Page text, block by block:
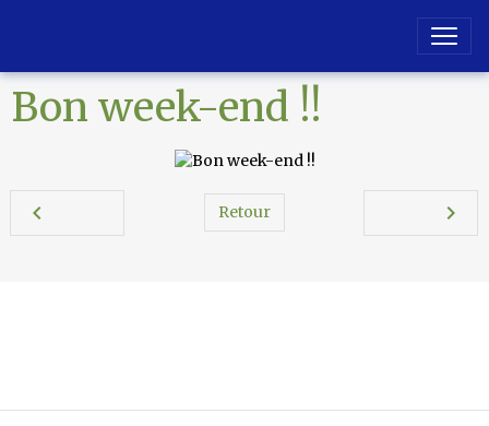
Bon week-end !!
Retour